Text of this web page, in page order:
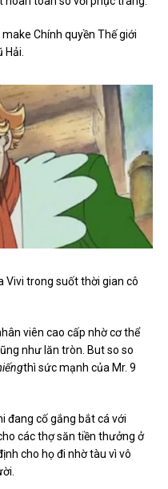
Chính quyền Thế giới
Vivi trong suốt thời gian cô
viên cao cấp nhờ cơ thể
như lăn tròn. But so so
thì sức mạnh của Mr. 9
đang cố gắng bắt cá với
các thợ săn tiền thưởng ở
cho họ đi nhờ tàu vì vô